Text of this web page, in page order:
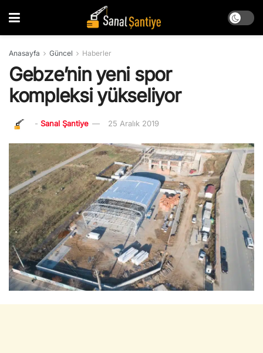
Anasayfa Güncel Haberler
Gebze’nin yeni spor
kompleksi yükseliyor
- Sanal Şantiye 25 Aralık 2019